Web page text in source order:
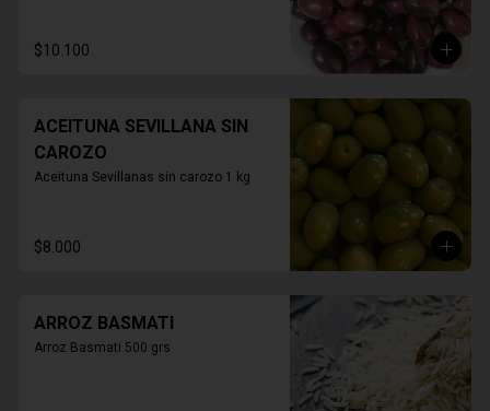
$10.100
ACEITUNA SEVILLANA SIN
CAROZO
Aceituna Sevillanas sin carozo 1 kg
$8.000
ARROZ BASMATI
Arroz Basmati 500 grs